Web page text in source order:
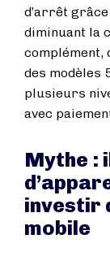
d’arrêt
diminuant la
des modèles
plusieurs
avec
Mythe :
investir
mobile